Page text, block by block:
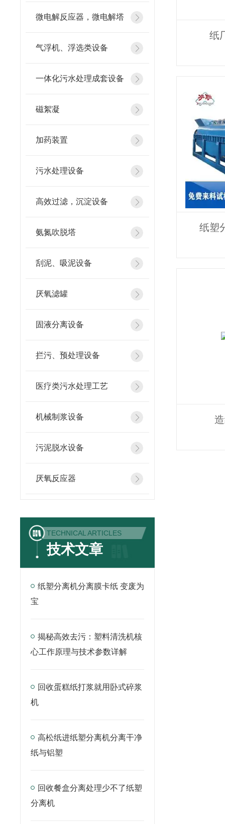
微电解反应器，微电解塔
气浮机、浮选类设备
一体化污水处理成套设备
磁絮凝
加药装置
污水处理设备
高效过滤，沉淀设备
氨氮吹脱塔
刮泥、吸泥设备
厌氧滤罐
固液分离设备
拦污、预处理设备
医疗类污水处理工艺
机械制浆设备
污泥脱水设备
厌氧反应器
TECHNICAL ARTICLES
技术文章
纸塑分离机分离膜卡纸 变废为
宝
揭秘高效去污：塑料清洗机核
心工作原理与技术参数详解
回收蛋糕纸打浆就用卧式碎浆
机
高松纸进纸塑分离机分离干净
纸与铝塑
回收餐盒分离处理少不了纸塑
分离机
纸
纸塑